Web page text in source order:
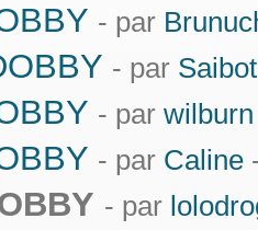
- par
- par Saibot
- par wilburn
- par Caline
- par